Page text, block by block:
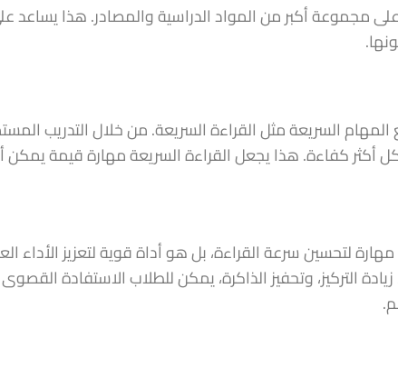
على مجموعة أكبر من المواد الدراسية والمصادر. هذا يساعد
السريعة مثل القراءة السريعة. من خلال التدريب
أكثر كفاءة. هذا يجعل القراءة السريعة مهارة قيمة يمكن
لتحسين سرعة القراءة، بل هو أداة قوية لتعزيز الأداء
التركيز، وتحفيز الذاكرة، يمكن للطلاب الاستفادة